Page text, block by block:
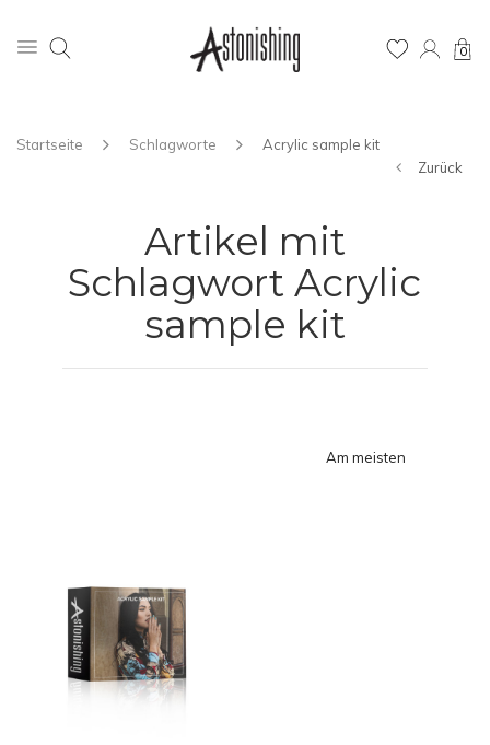
0
Startseite Schlagworte
Acrylic sample kit
Zurück
Artikel mit
Schlagwort Acrylic
sample kit
Am meisten